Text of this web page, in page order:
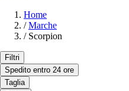
Home
/ Marche
/ Scorpion
Filtri
Spedito entro 24 ore
Taglia